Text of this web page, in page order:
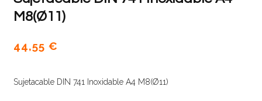
M8(Ø11)
44,55€
Sujetacable DIN 741 Inoxidable A4 M8(Ø11)